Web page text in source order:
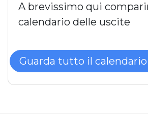
A brevissimo qui
calendario delle uscite
Guarda tutto il